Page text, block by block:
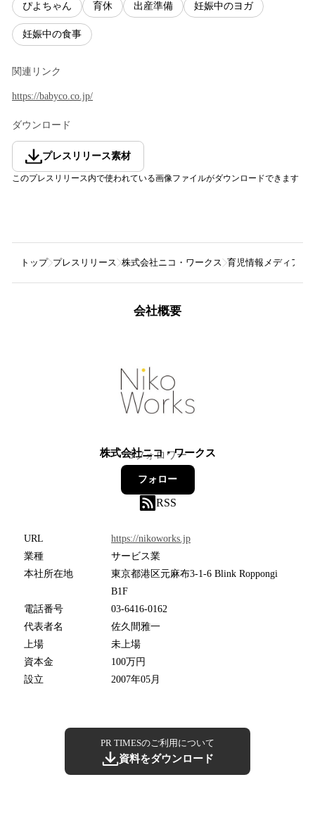
ぴよちゃん 育休 出産準備 妊娠中のヨガ
妊娠中の食事
関連リンク
https://babyco.co.jp/
ダウンロード
プレスリリース素材
このプレスリリース内で使われている画像ファイルがダウンロードできます
トップ プレスリリース 株式会社ニコ・ワークス 育児情報メディア
会社概要
株式会社ニコ・ワークス
3フォロワー
フォロー
RSS
URL
https://nikoworks.jp
業種
サービス業
本社所在地
東京都港区元麻布3-1-6 Blink Roppongi
B1F
電話番号
03-6416-0162
代表者名
佐久間雅一
上場
未上場
資本金
100万円
設立
2007年05月
PR TIMESのご利用について
資料をダウンロード